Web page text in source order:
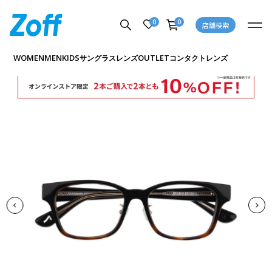
0 0 店舗検索
WOMENMENKIDSサングラスレンズOUTLETコンタクトレンズ
商品詳細ページへ